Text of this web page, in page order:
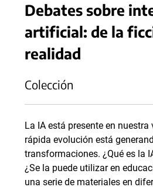
Debates sobre
artificial: de la
realidad
Colección
La IA está presente en
rápida evolución está
transformaciones. ¿Qué es la
¿Se la puede utilizar en
una serie de materiales en